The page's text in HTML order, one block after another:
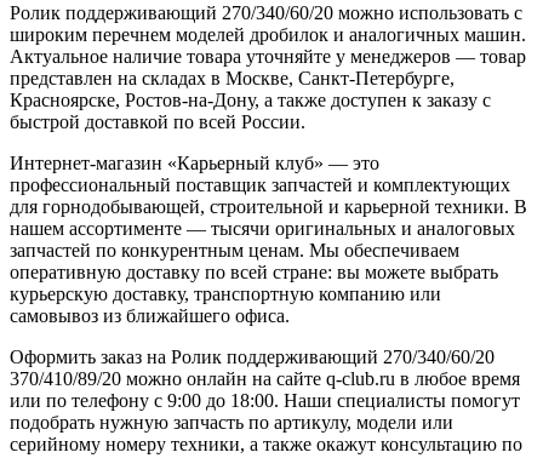
Ролик поддерживающий 270/340/60/20 можно использовать с
широким перечнем моделей дробилок и аналогичных машин.
Актуальное наличие товара уточняйте у менеджеров — товар
представлен на складах в Москве, Санкт-Петербурге,
Красноярске, Ростов-на-Дону, а также доступен к заказу с
быстрой доставкой по всей России.
Интернет-магазин «Карьерный клуб» — это
профессиональный поставщик запчастей и комплектующих
для горнодобывающей, строительной и карьерной техники. В
нашем ассортименте — тысячи оригинальных и аналоговых
запчастей по конкурентным ценам. Мы обеспечиваем
оперативную доставку по всей стране: вы можете выбрать
курьерскую доставку, транспортную компанию или
самовывоз из ближайшего офиса.
Оформить заказ на Ролик поддерживающий 270/340/60/20
370/410/89/20 можно онлайн на сайте q-club.ru в любое время
или по телефону с 9:00 до 18:00. Наши специалисты помогут
подобрать нужную запчасть по артикулу, модели или
серийному номеру техники, а также окажут консультацию по